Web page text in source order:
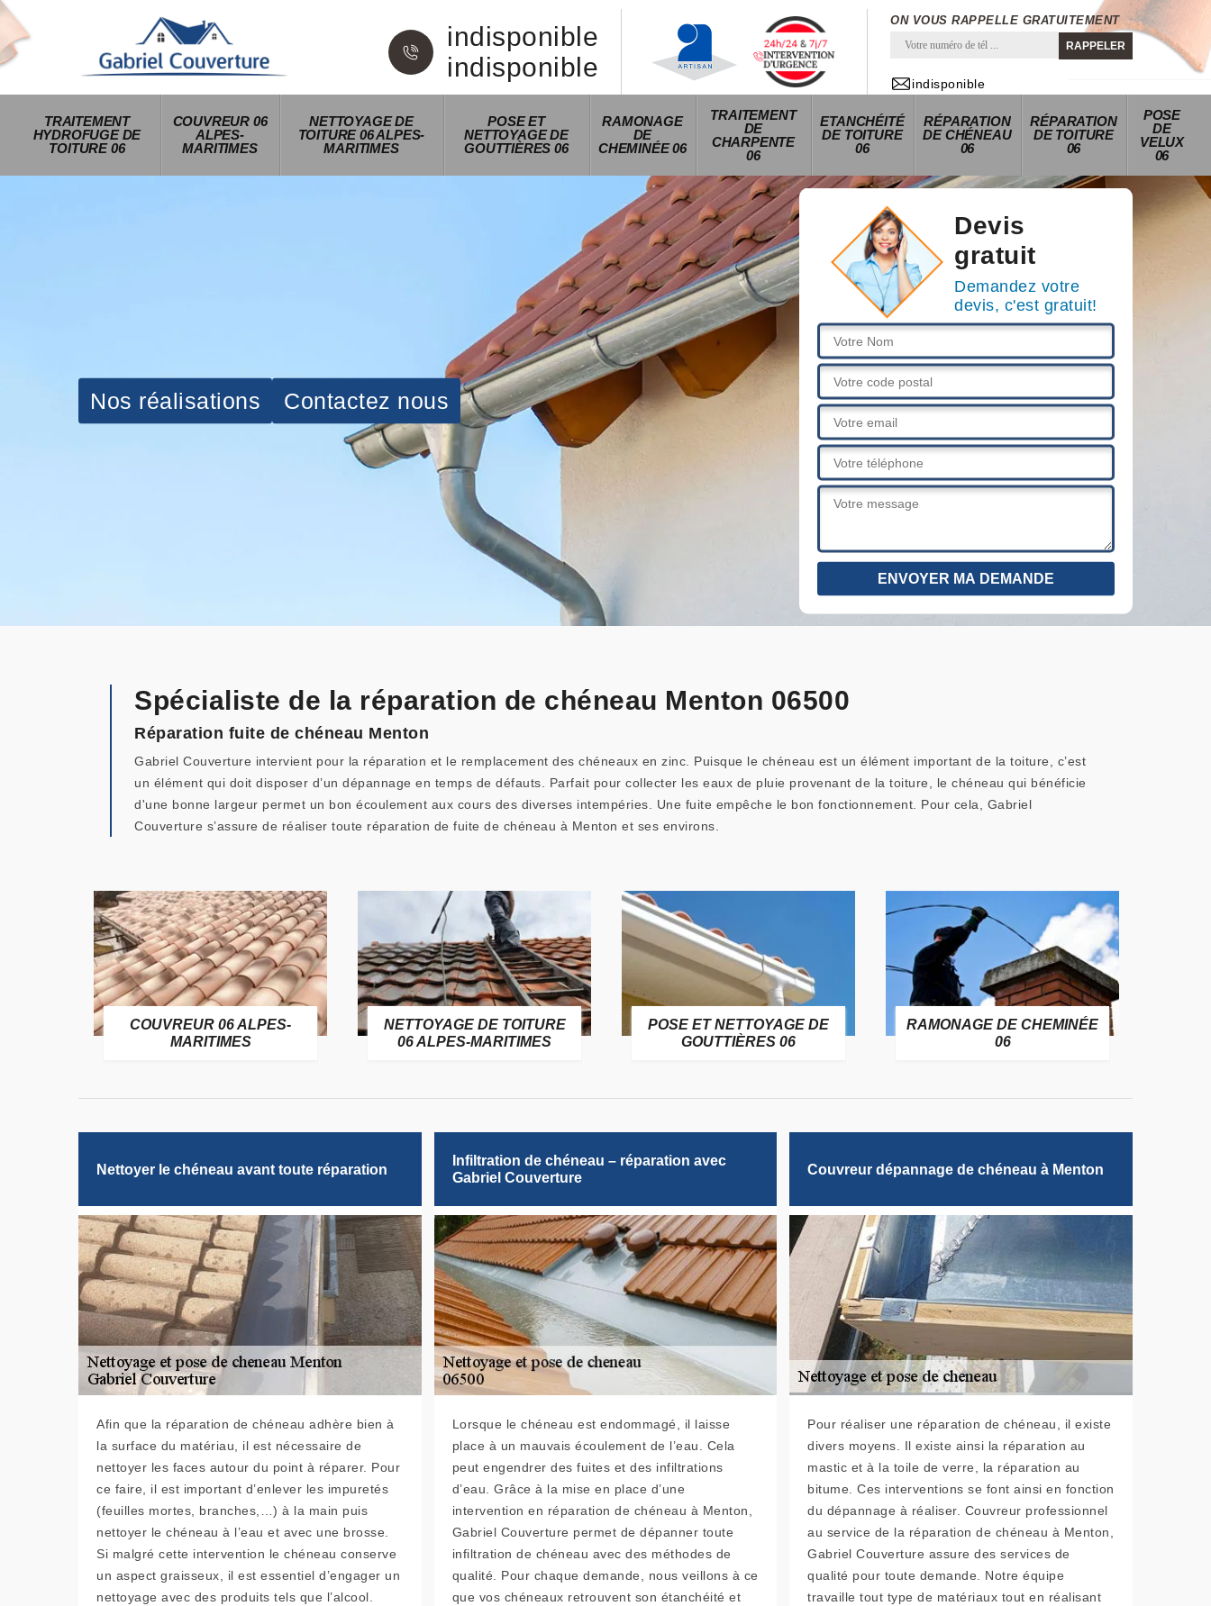
indisponible
indisponible
ON VOUS RAPPELLE GRATUITEMENT
indisponible
TRAITEMENT
HYDROFUGE DE
TOITURE 06
COUVREUR 06
ALPES-
MARITIMES
NETTOYAGE DE
TOITURE 06 ALPES-
MARITIMES
POSE ET
NETTOYAGE DE
GOUTTIÈRES 06
RAMONAGE
DE
CHEMINÉE 06
TRAITEMENT
DE
CHARPENTE
06
ETANCHÉITÉ
DE TOITURE
06
RÉPARATION
DE CHÉNEAU
06
RÉPARATION
DE TOITURE
06
POSE
DE
VELUX
06
Nos réalisations Contactez nous
Devis
gratuit
Demandez votre
devis, c'est gratuit!
Spécialiste de la réparation de chéneau Menton 06500
Réparation fuite de chéneau Menton
Gabriel Couverture intervient pour la réparation et le remplacement des chéneaux en zinc. Puisque le chéneau est un élément important de la toiture, c’est
un élément qui doit disposer d’un dépannage en temps de défauts. Parfait pour collecter les eaux de pluie provenant de la toiture, le chéneau qui bénéficie
d'une bonne largeur permet un bon écoulement aux cours des diverses intempéries. Une fuite empêche le bon fonctionnement. Pour cela, Gabriel
Couverture s’assure de réaliser toute réparation de fuite de chéneau à Menton et ses environs.
COUVREUR 06 ALPES-
MARITIMES
NETTOYAGE DE TOITURE
06 ALPES-MARITIMES
POSE ET NETTOYAGE DE
GOUTTIÈRES 06
RAMONAGE DE CHEMINÉE
06
Nettoyer le chéneau avant toute réparation
Afin que la réparation de chéneau adhère bien à
la surface du matériau, il est nécessaire de
nettoyer les faces autour du point à réparer. Pour
ce faire, il est important d’enlever les impuretés
(feuilles mortes, branches,…) à la main puis
nettoyer le chéneau à l’eau et avec une brosse.
Si malgré cette intervention le chéneau conserve
un aspect graisseux, il est essentiel d’engager un
nettoyage avec des produits tels que l’alcool.
Infiltration de chéneau – réparation avec
Gabriel Couverture
Lorsque le chéneau est endommagé, il laisse
place à un mauvais écoulement de l’eau. Cela
peut engendrer des fuites et des infiltrations
d’eau. Grâce à la mise en place d’une
intervention en réparation de chéneau à Menton,
Gabriel Couverture permet de dépanner toute
infiltration de chéneau avec des méthodes de
qualité. Pour chaque demande, nous veillons à ce
que vos chéneaux retrouvent son étanchéité et
Couvreur dépannage de chéneau à Menton
Pour réaliser une réparation de chéneau, il existe
divers moyens. Il existe ainsi la réparation au
mastic et à la toile de verre, la réparation au
bitume. Ces interventions se font ainsi en fonction
du dépannage à réaliser. Couvreur professionnel
au service de la réparation de chéneau à Menton,
Gabriel Couverture assure des services de
qualité pour toute demande. Notre équipe
travaille tout type de matériaux tout en réalisant